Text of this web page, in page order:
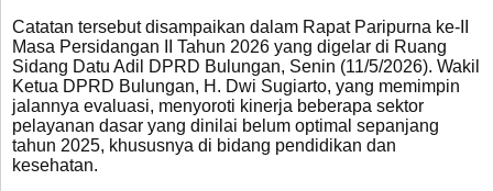
Catatan tersebut disampaikan dalam Rapat Paripurna ke-II
Masa Persidangan II Tahun 2026 yang digelar di Ruang
Sidang Datu Adil DPRD Bulungan, Senin (11/5/2026). Wakil
Ketua DPRD Bulungan, H. Dwi Sugiarto, yang memimpin
jalannya evaluasi, menyoroti kinerja beberapa sektor
pelayanan dasar yang dinilai belum optimal sepanjang
tahun 2025, khususnya di bidang pendidikan dan
kesehatan.